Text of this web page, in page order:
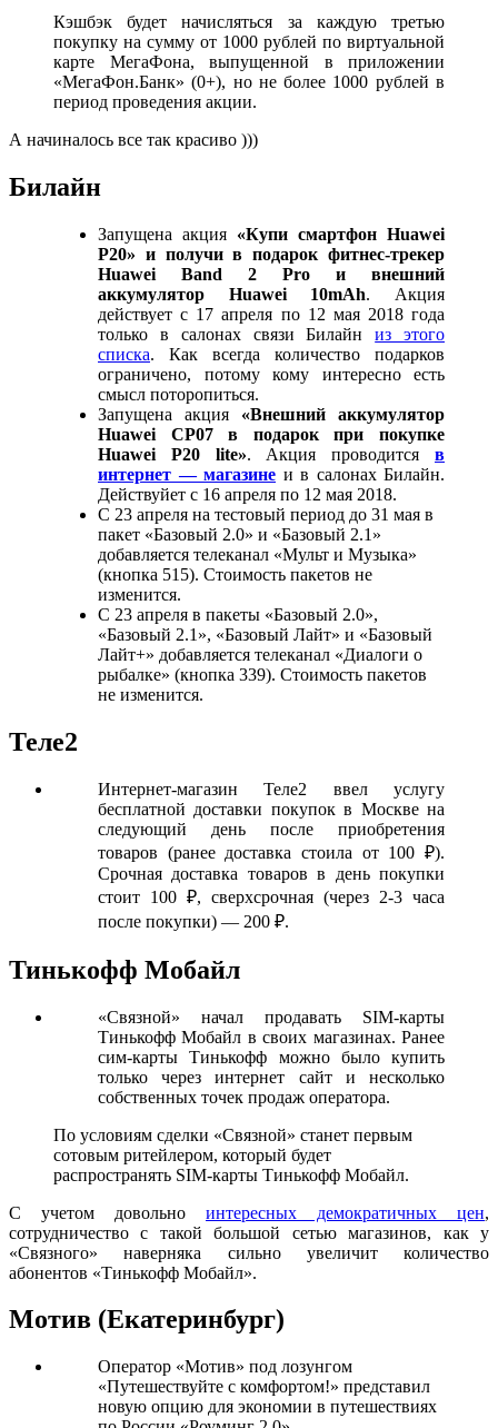
Кэшбэк будет начисляться за каждую третью
покупку на сумму от 1000 рублей по виртуальной
карте МегаФона, выпущенной в приложении
«МегаФон.Банк» (0+), но не более 1000 рублей в
период проведения акции.
А начиналось все так красиво )))
Билайн
Запущена акция «Купи смартфон Huawei
P20» и получи в подарок фитнес-трекер
Huawei Band 2 Pro и внешний
аккумулятор Huawei 10mAh. Акция
действует с 17 апреля по 12 мая 2018 года
только в салонах связи Билайниз этого
списка. Как всегда количество подарков
ограничено, потому кому интересно есть
смысл поторопиться.
Запущена акция «Внешний аккумулятор
Huawei CP07 в подарок при покупке
Huawei P20 lite». Акция проводитсяв
интернет — магазине и в салонах Билайн.
Действуйет с 16 апреля по 12 мая 2018.
С 23 апреля на тестовый период до 31 мая в
пакет «Базовый 2.0» и «Базовый 2.1»
добавляется телеканал «Мульт и Музыка»
(кнопка 515). Стоимость пакетов не
изменится.
С 23 апреля в пакеты «Базовый 2.0»,
«Базовый 2.1», «Базовый Лайт» и «Базовый
Лайт+» добавляется телеканал «Диалоги о
рыбалке» (кнопка 339). Стоимость пакетов
не изменится.
Теле2
Интернет-магазин Теле2 ввел услугу
бесплатной доставки покупок в Москве на
следующий день после приобретения
товаров (ранее доставка стоила от 100 ₽).
Срочная доставка товаров в день покупки
стоит 100 ₽, сверхсрочная (через 2-3 часа
после покупки) — 200 ₽.
Тинькофф Мобайл
«Связной» начал продавать SIM-карты
Тинькофф Мобайл в своих магазинах. Ранее
сим-карты Тинькофф можно было купить
только через интернет сайт и несколько
собственных точек продаж оператора.
По условиям сделки «Связной» станет первым
сотовым ритейлером, который будет
распространять SIM-карты Тинькофф Мобайл.
C учетом довольно интересных демократичных цен,
сотрудничество с такой большой сетью магазинов, как у
«Связного» наверняка сильно увеличит количество
абонентов «Тинькофф Мобайл».
Мотив (Екатеринбург)
Оператор «Мотив» под лозунгом
«Путешествуйте с комфортом!» представил
новую опцию для экономии в путешествиях